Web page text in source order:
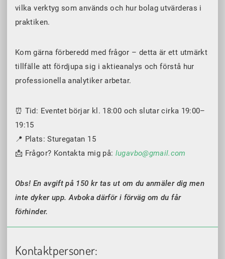
vilka verktyg som används och hur bolag utvärderas i
praktiken.
Kom gärna förberedd med frågor – detta är ett utmärkt
tillfälle att fördjupa sig i aktieanalys och förstå hur
professionella analytiker arbetar.
⏰ Tid: Eventet börjar kl. 18:00 och slutar cirka 19:00–
19:15
📍 Plats: Sturegatan 15
📩 Frågor? Kontakta mig på: lugavbo@gmail.com
Obs! En avgift på 150 kr tas ut om du anmäler dig men
inte dyker upp. Avboka därför i förväg om du får
förhinder.
Kontaktpersoner: